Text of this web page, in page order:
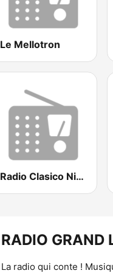
Le Mellotron
Radio Clasico Nicaragua
RADIO GRAND
La radio qui conte !